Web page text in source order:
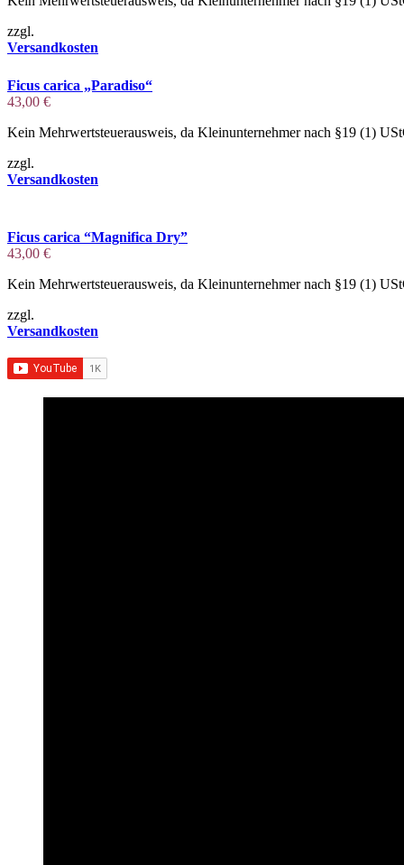
zzgl.
Versandkosten
Ficus carica „Paradiso“
43,00 €
Kein Mehrwertsteuerausweis, da Kleinunternehmer nach §19 (1)
zzgl.
Versandkosten
Ficus carica “Magnifica Dry”
43,00 €
Kein Mehrwertsteuerausweis, da Kleinunternehmer nach §19 (1)
zzgl.
Versandkosten